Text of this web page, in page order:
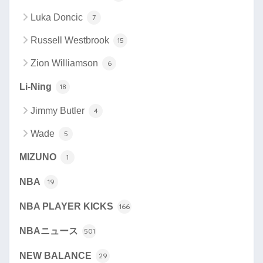
Luka Doncic 7
Russell Westbrook 15
Zion Williamson 6
Li-Ning 18
Jimmy Butler 4
Wade 5
MIZUNO 1
NBA 19
NBA PLAYER KICKS 166
NBAニュース 501
NEW BALANCE 29